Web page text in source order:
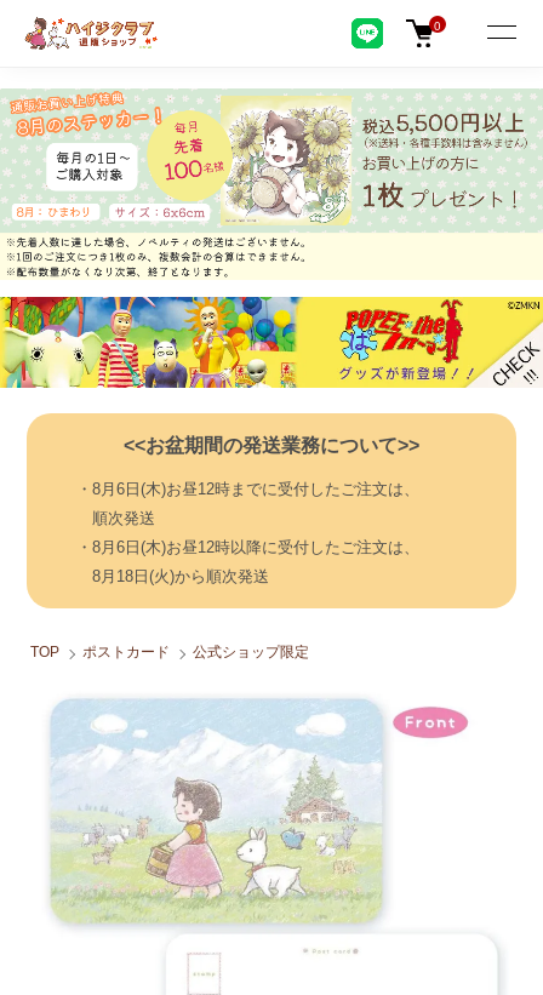
0
<<お盆期間の発送業務について>>
・8月6日(木)お昼12時までに受付したご注文は、
順次発送
・8月6日(木)お昼12時以降に受付したご注文は、
8月18日(火)から順次発送
TOP ポストカード 公式ショップ限定